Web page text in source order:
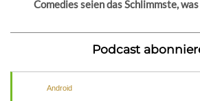
Comedies seien das Schlimmste,
Podcast
Android